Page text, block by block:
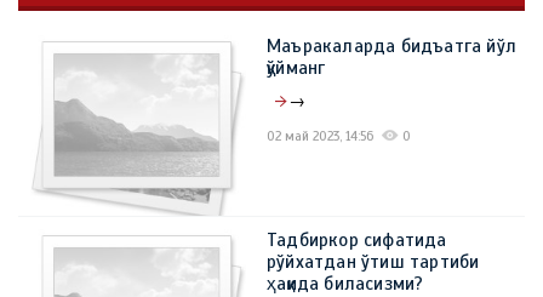
Маъракаларда бидъатга йўл
қўйманг
→
02 май 2023, 14:56 0
Тадбиркор сифатида
рўйхатдан ўтиш тартиби
ҳақида биласизми?